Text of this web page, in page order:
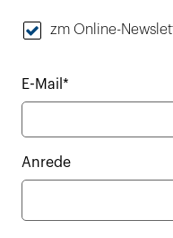
zm Online-
E-Mail*
Anrede